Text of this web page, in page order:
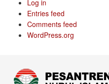
Log in
Entries feed
Comments feed
WordPress.org